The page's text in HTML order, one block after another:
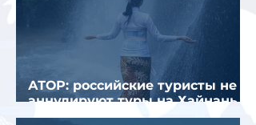
АТОР: российские туристы не
аннулируют туры на Хайнань
из-за тайфуна «Дельфин»